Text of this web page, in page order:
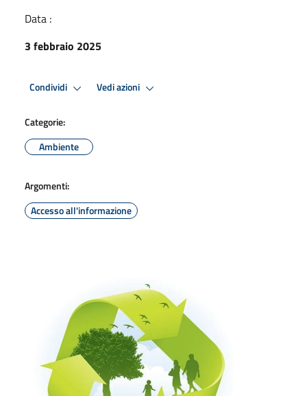
Data :
3 febbraio 2025
Condividi Vedi azioni
Categorie:
Ambiente
Argomenti:
Accesso all'informazione